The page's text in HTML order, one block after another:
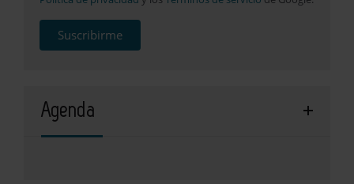
Suscribirme
Agenda